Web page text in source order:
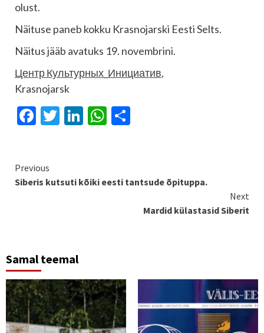
olust.
Näituse paneb kokku Krasnojarski Eesti Selts.
Näitus jääb avatuks 19. novembrini.
Центр Культурных_Инициатив,
Krasnojarsk
Facebook
Twitter
LinkedIn
WhatsApp
Continue
Reading
Previous
Siberis kutsuti kõiki eesti tantsude õpituppa.
Next
Mardid külastasid Siberit
Samal teemal